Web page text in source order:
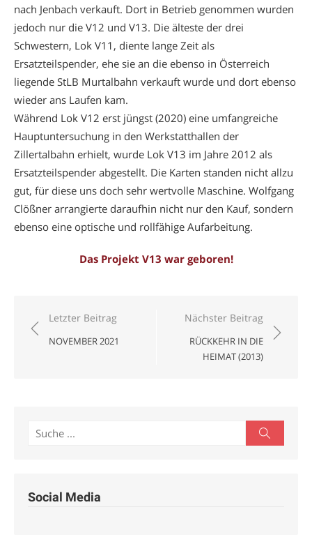
nach Jenbach verkauft. Dort in Betrieb genommen wurden
jedoch nur die V12 und V13. Die älteste der drei
Schwestern, Lok V11, diente lange Zeit als
Ersatzteilspender, ehe sie an die ebenso in Österreich
liegende StLB Murtalbahn verkauft wurde und dort ebenso
wieder ans Laufen kam.
Während Lok V12 erst jüngst (2020) eine umfangreiche
Hauptuntersuchung in den Werkstatthallen der
Zillertalbahn erhielt, wurde Lok V13 im Jahre 2012 als
Ersatzteilspender abgestellt. Die Karten standen nicht allzu
gut, für diese uns doch sehr wertvolle Maschine. Wolfgang
Clößner arrangierte daraufhin nicht nur den Kauf, sondern
ebenso eine optische und rollfähige Aufarbeitung.
Das Projekt V13 war geboren!
Beitragsnavigation
Letzter Beitrag
NOVEMBER 2021
Nächster Beitrag
RÜCKKEHR IN DIE
HEIMAT (2013)
Search
Social Media